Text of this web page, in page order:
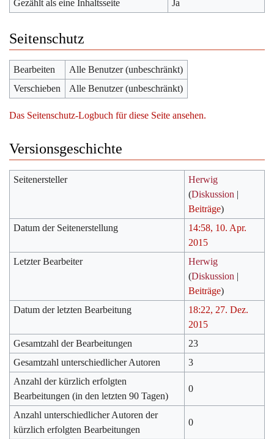
Gezählt als eine Inhaltsseite Ja
Seitenschutz
Bearbeiten
Alle Benutzer (unbeschränkt)
Verschieben
Alle Benutzer (unbeschränkt)
Das Seitenschutz-Logbuch für diese Seite ansehen.
Versionsgeschichte
Seitenersteller
Herwig
(Diskussion |
Beiträge)
Datum der Seitenerstellung
14:58, 10. Apr.
2015
Letzter Bearbeiter
Herwig
(Diskussion |
Beiträge)
Datum der letzten Bearbeitung
18:22, 27. Dez.
2015
Gesamtzahl der Bearbeitungen
23
Gesamtzahl unterschiedlicher Autoren
3
Anzahl der kürzlich erfolgten
Bearbeitungen (in den letzten 90 Tagen)
0
Anzahl unterschiedlicher Autoren der
kürzlich erfolgten Bearbeitungen
0